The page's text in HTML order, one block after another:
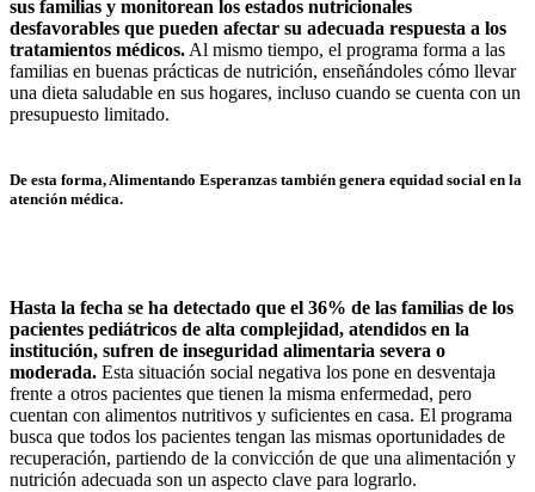
sus familias y monitorean los estados nutricionales
desfavorables que pueden afectar su adecuada respuesta a los
tratamientos médicos. Al mismo tiempo, el programa forma a las
familias en buenas prácticas de nutrición, enseñándoles cómo llevar
una dieta saludable en sus hogares, incluso cuando se cuenta con un
presupuesto limitado.
De esta forma, Alimentando Esperanzas también genera equidad social en la
atención médica.
Hasta la fecha se ha detectado que el 36% de las familias de los
pacientes pediátricos de alta complejidad, atendidos en la
institución, sufren de inseguridad alimentaria severa o
moderada. Esta situación social negativa los pone en desventaja
frente a otros pacientes que tienen la misma enfermedad, pero
cuentan con alimentos nutritivos y suficientes en casa. El programa
busca que todos los pacientes tengan las mismas oportunidades de
recuperación, partiendo de la convicción de que una alimentación y
nutrición adecuada son un aspecto clave para lograrlo.